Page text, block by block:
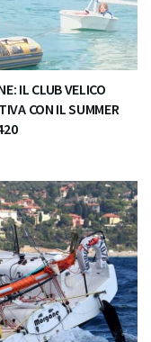
IL CLUB VELICO
CON IL SUMMER